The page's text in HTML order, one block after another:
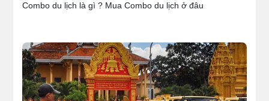
Combo du lịch là gì ? Mua Combo du lịch ở đâu